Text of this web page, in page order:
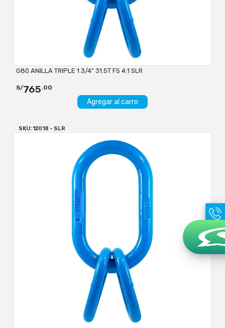
G80 ANILLA TRIPLE 1 3/4" 31.5T FS 4:1 SLR
S/765.00
Agregar al carro
SKU: 12018 - SLR